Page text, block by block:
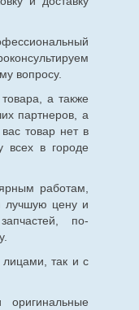
вопросу.
а также
партнеров, а
товар нет в
всех в городе
работам,
лучшую цену и
по-
так и с